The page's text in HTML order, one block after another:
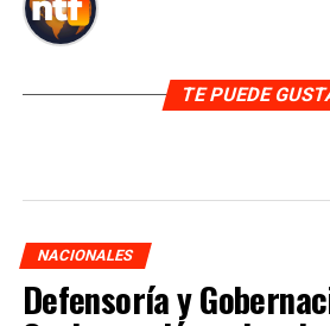
TE PUEDE
NACIONALES
Defensoría y